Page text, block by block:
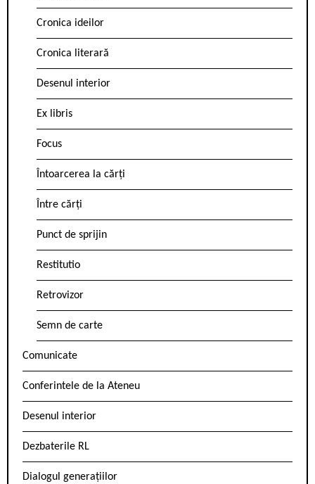
Cronica ideilor
Cronica literară
Desenul interior
Ex libris
Focus
Întoarcerea la cărți
Între cărți
Punct de sprijin
Restitutio
Retrovizor
Semn de carte
Comunicate
Conferintele de la Ateneu
Desenul interior
Dezbaterile RL
Dialogul generațiilor